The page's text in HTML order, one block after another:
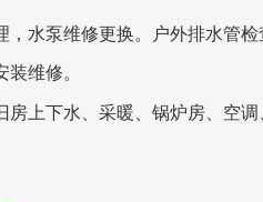
，水泵维修更换。户外排水管检
维修。
房上下水、采暖、锅炉房、空调